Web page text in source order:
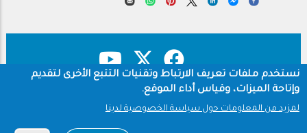
Footer
نستخدم ملفات تعريف الارتباط وتقنيات التتبع الأخرى لتقديم
وإتاحة الميزات، وقياس أداء الموقع.
لمزيد من المعلومات حول سياسة الخصوصية لدينا